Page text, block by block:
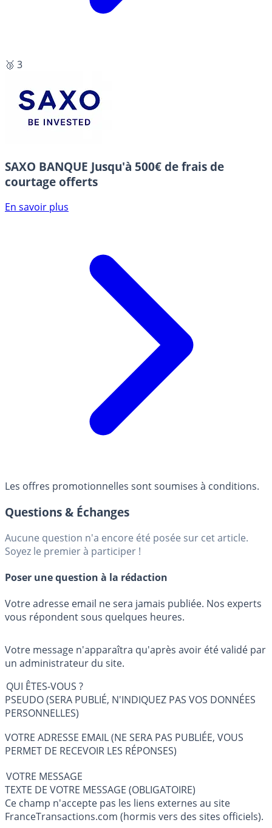
🥉 3
SAXO BANQUE Jusqu'à 500€ de frais de
courtage offerts
En savoir plus
Les offres promotionnelles sont soumises à conditions.
Questions & Échanges
Aucune question n'a encore été posée sur cet article.
Soyez le premier à participer !
Poser une question à la rédaction
Votre adresse email ne sera jamais publiée. Nos experts
vous répondent sous quelques heures.
Votre message n'apparaîtra qu'après avoir été validé par
un administrateur du site.
QUI ÊTES-VOUS ?
PSEUDO (SERA PUBLIÉ, N'INDIQUEZ PAS VOS DONNÉES
PERSONNELLES)
VOTRE ADRESSE EMAIL (NE SERA PAS PUBLIÉE, VOUS
PERMET DE RECEVOIR LES RÉPONSES)
VOTRE MESSAGE
TEXTE DE VOTRE MESSAGE (OBLIGATOIRE)
Ce champ n'accepte pas les liens externes au site
FranceTransactions.com (hormis vers des sites officiels).